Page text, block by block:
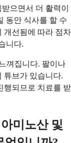
으면서 더 활력이
동안 식사를 할 수
개선됨에 따라 점차
니다.
껴집니다. 팔이나
튜브가 있습니다.
행되므로 치료를 받
미노산 및